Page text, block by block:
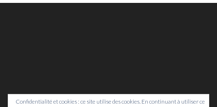
Confidentialité et cookies : ce site utilise des cookies. En continuant à utiliser ce